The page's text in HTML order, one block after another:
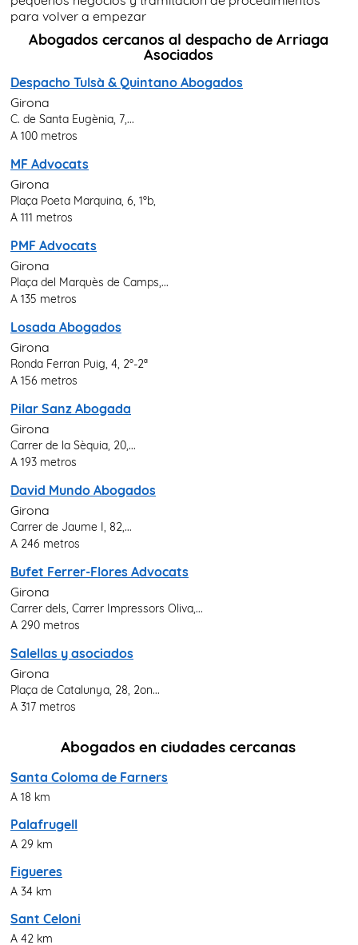
para volver a empezar
Abogados cercanos al despacho de Arriaga
Asociados
Despacho Tulsà & Quintano Abogados
Girona
C. de Santa Eugènia, 7,...
A 100 metros
MF Advocats
Girona
Plaça Poeta Marquina, 6, 1ºb,
A 111 metros
PMF Advocats
Girona
Plaça del Marquès de Camps,...
A 135 metros
Losada Abogados
Girona
Ronda Ferran Puig, 4, 2º-2ª
A 156 metros
Pilar Sanz Abogada
Girona
Carrer de la Sèquia, 20,...
A 193 metros
David Mundo Abogados
Girona
Carrer de Jaume I, 82,...
A 246 metros
Bufet Ferrer-Flores Advocats
Girona
Carrer dels, Carrer Impressors Oliva,...
A 290 metros
Salellas y asociados
Girona
Plaça de Catalunya, 28, 2on...
A 317 metros
Abogados en ciudades cercanas
Santa Coloma de Farners
A 18 km
Palafrugell
A 29 km
Figueres
A 34 km
Sant Celoni
A 42 km